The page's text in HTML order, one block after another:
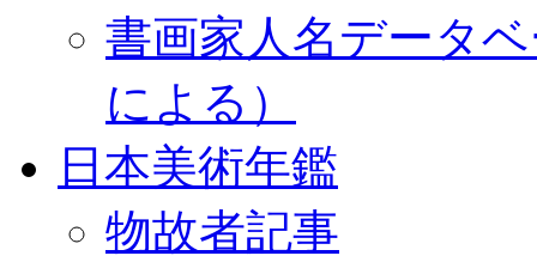
書画家人名データ
による）
日本美術年鑑
物故者記事